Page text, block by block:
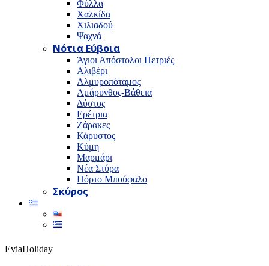
Φύλλα
Χαλκίδα
Χιλιαδού
Ψαχνά
Νότια Εύβοια
Άγιοι Απόστολοι Πετριές
Αλιβέρι
Αλμυροπόταμος
Αμάρυνθος-Βάθεια
Δύστος
Ερέτρια
Ζάρακες
Κάρυστος
Κύμη
Μαρμάρι
Νέα Στύρα
Πόρτο Μπούφαλο
Σκύρος
EviaHoliday